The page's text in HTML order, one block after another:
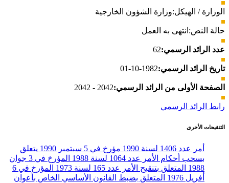
الوزارة / الهيكل:وزارة الشؤون الخارجية
حالة النص: انتهى به العمل
عدد الرائد الرسمي:62
تاريخ الرائد الرسمي:1982-10-01
الصفحة الأولى من الرائد الرسمي:2042 - 2042
رابط الرائد الرسمي
التنقيحات الأخرى
أمر عدد 1406 لسنة 1990 مؤرخ في 5 سبتمبر 1990 يتعلق
بسحب أحكام الأمر عدد 1064 لسنة 1988 المؤرخ في 3 جوان
1988 المتعلق بتنقيح الأمر عدد 165 لسنة 1973 المؤرخ في 6
أفريل 1976 المتعلق بضبط القانون الأساسي الخاص بأعوان